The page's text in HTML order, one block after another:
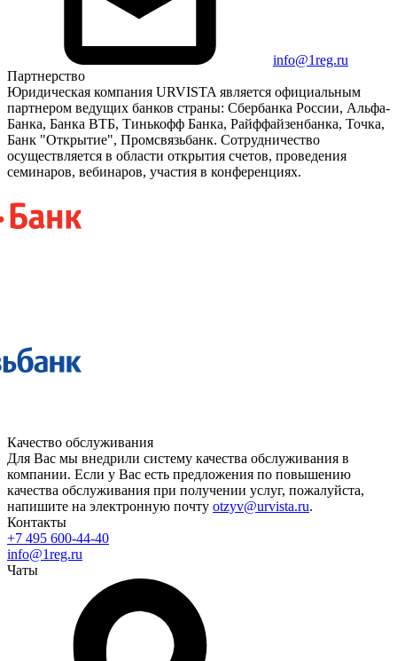
info@1reg.ru
Партнерство
Юридическая компания URVISTA является официальным
партнером ведущих банков страны: Сбербанка России, Альфа-
Банка, Банка ВТБ, Тинькофф Банка, Райффайзенбанка, Точка,
Банк "Открытие", Промсвязьбанк. Сотрудничество
осуществляется в области открытия счетов, проведения
семинаров, вебинаров, участия в конференциях.
Качество обслуживания
Для Вас мы внедрили систему качества обслуживания в
компании. Если у Вас есть предложения по повышению
качества обслуживания при получении услуг, пожалуйста,
напишите на электронную почту otzyv@urvista.ru.
Контакты
+7 495 600-44-40
info@1reg.ru
Чаты